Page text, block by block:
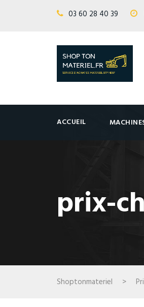
03 60 28 40 39
ACCUEIL
prix-
Shoptonmateriel >